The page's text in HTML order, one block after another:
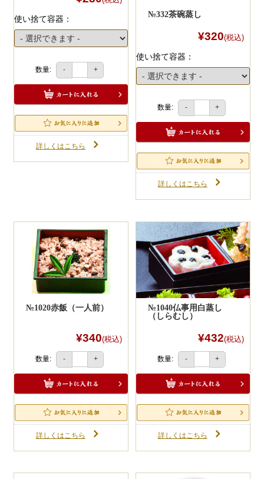
使い捨て容器：
数量: - +
詳しくはこちら
№332茶碗蒸し
¥320(税込)
使い捨て容器：
数量: - +
詳しくはこちら
№1020赤飯（一人前）
¥340(税込)
数量: - +
詳しくはこちら
№1040仏事用白蒸し
（しらむし）
¥432(税込)
数量: - +
詳しくはこちら